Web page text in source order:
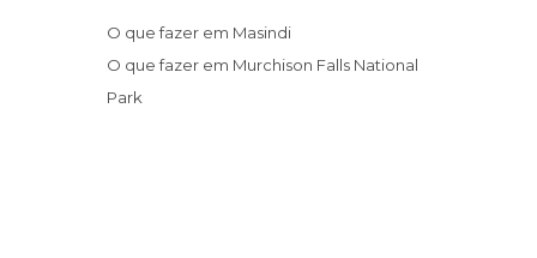
O que fazer em Masindi
O que fazer em Murchison Falls National
Park